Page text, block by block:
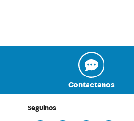
Contactanos
Seguinos